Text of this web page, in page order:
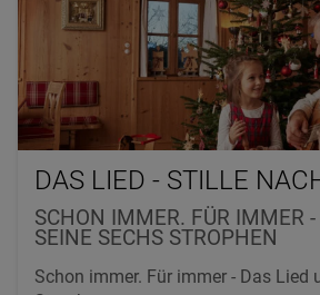
DAS LIED - STILLE
SCHON IMMER. FÜR IMMER -
SEINE SECHS STROPHEN
Schon immer. Für immer - Das Lied